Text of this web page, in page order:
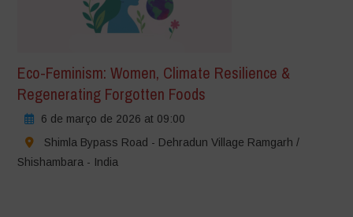
Eco-Feminism: Women, Climate Resilience &
Regenerating Forgotten Foods
6 de março de 2026 at 09:00
Shimla Bypass Road - Dehradun Village Ramgarh /
Shishambara - India